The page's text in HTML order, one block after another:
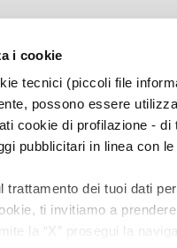
i cookie
tecnici (piccoli file
possono essere
cookie di profilazione -
pubblicitari in linea con
trattamento dei tuoi dati
ti invitiamo a prendere
la “X” prosegui la
Numero d'iscrizione al
Imprese di Milano REA
Informativa sulla privacy